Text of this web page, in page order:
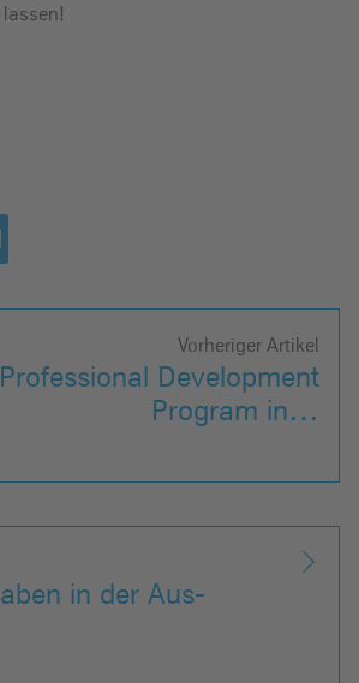
Vorheriger Artikel
Professional Development
Program in…
in der Aus-